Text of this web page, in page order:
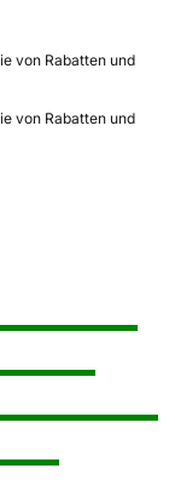
von Rabatten und
von Rabatten und